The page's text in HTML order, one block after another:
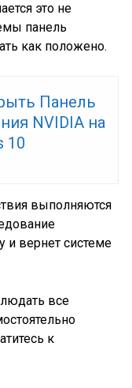
это не
панель
как положено.
Панель
NVIDIA на
10
выполняются
и вернет системе
все
к